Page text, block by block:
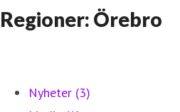
Regioner: Örebro
Nyheter (3)